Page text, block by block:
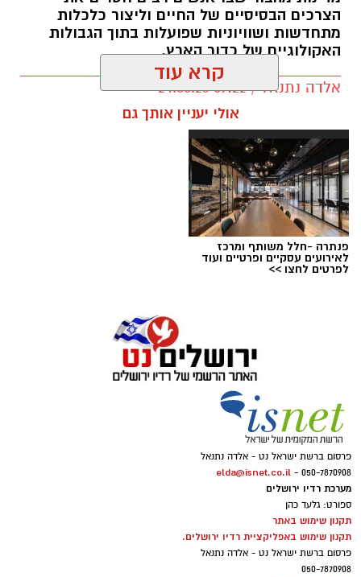
הצרכים הבסיסיים של החיים וליצור כלכלות
מתחדשות ושוויוניות שפועלות בתוך הגבולות
האקולוגיים של כדור הארץ.
אלדה נתנאל / 09:22 24.05.26
קרא עוד
אולי יעניין אותך גם
פנתרה -חלל משותף ומרכז
לאירועים עסקיים ופרטיים ועוד
לפרטים לחצו >>
פרסום ברשת ישראל נט - אלדה נתנאל
050-7870908 -
elda@isnet.co.il
מערכת רדיו ירושלים
ספורט: גלעד כהן
תקנון שימוש באתר
תקנון שימוש באפליקציית רדיו ירושלים.
פרסום ברשת ישראל נט - אלדה נתנאל
050-7870908